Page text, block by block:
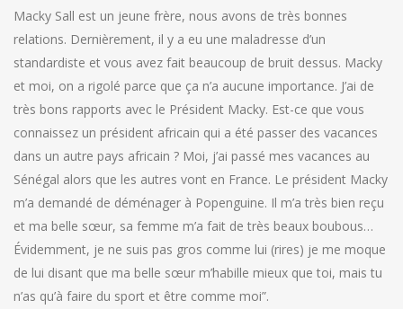
Macky Sall est un jeune frère, nous avons de très bonnes
relations. Dernièrement, il y a eu une maladresse d’un
standardiste et vous avez fait beaucoup de bruit dessus. Macky
et moi, on a rigolé parce que ça n’a aucune importance. J’ai de
très bons rapports avec le Président Macky. Est-ce que vous
connaissez un président africain qui a été passer des vacances
dans un autre pays africain ? Moi, j’ai passé mes vacances au
Sénégal alors que les autres vont en France. Le président Macky
m’a demandé de déménager à Popenguine. Il m’a très bien reçu
et ma belle sœur, sa femme m’a fait de très beaux boubous…
Évidemment, je ne suis pas gros comme lui (rires) je me moque
de lui disant que ma belle sœur m’habille mieux que toi, mais tu
n’as qu’à faire du sport et être comme moi”.